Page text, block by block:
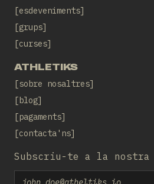
esdeveniments
grups
curses
ATHLETIKS
sobre nosaltres
blog
pagaments
contacta'ns
Subscriu-te a la nostra
Email